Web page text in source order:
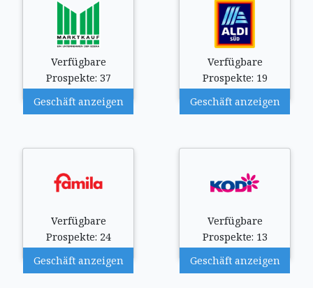
Verfügbare
Prospekte: 37
Geschäft anzeigen
Verfügbare
Prospekte: 19
Geschäft anzeigen
Verfügbare
Prospekte: 24
Geschäft anzeigen
Verfügbare
Prospekte: 13
Geschäft anzeigen